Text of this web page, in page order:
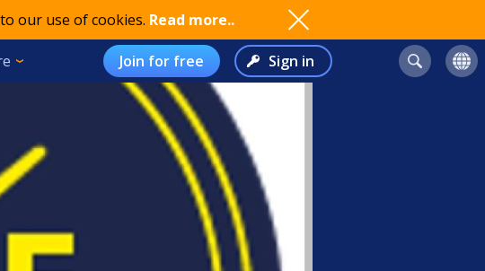
our use of cookies. Read more..
Join for free Sign in